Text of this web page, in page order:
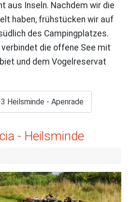
aus Inseln. Nachdem wir die
haben, frühstücken wir auf
des Campingplatzes.
verbindet die offene See mit
und dem Vogelreservat
Heilsminde - Apenrade
- Heilsminde